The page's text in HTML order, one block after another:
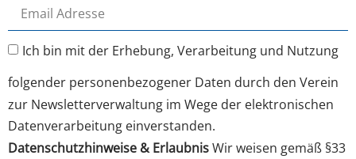
Ich bin mit der Erhebung, Verarbeitung und Nutzung
folgender personenbezogener Daten durch den Verein
zur Newsletterverwaltung im Wege der elektronischen
Datenverarbeitung einverstanden.
Datenschutzhinweise & ErlaubnisWir weisen gemäß §33